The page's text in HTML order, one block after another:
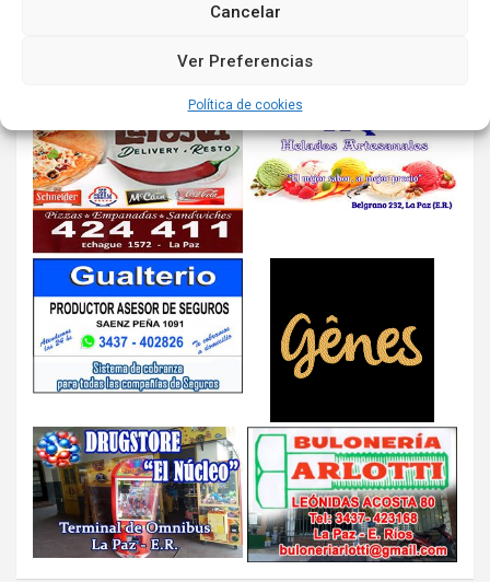
Cancelar
Ver Preferencias
Política de cookies